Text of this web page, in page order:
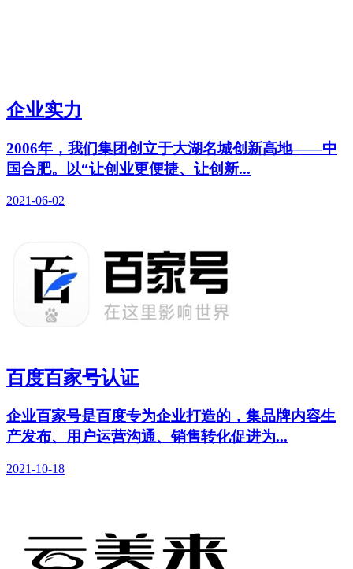
企业实力
2006年，我们集团创立于大湖名城创新高地——中
国合肥。以“让创业更便捷、让创新...
2021-06-02
百度百家号认证
企业百家号是百度专为企业打造的，集品牌内容生
产发布、用户运营沟通、销售转化促进为...
2021-10-18